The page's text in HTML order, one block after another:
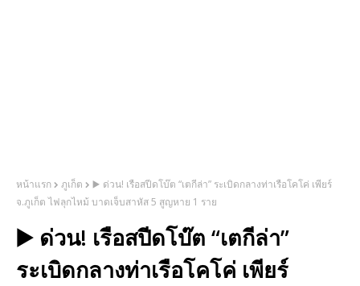
หน้าแรก ภูเก็ต
▶️ ด่วน! เรือสปีดโบ๊ต “เตกีล่า” ระเบิดกลางท่าเรือโคโค่ เพียร์
จ.ภูเก็ต ไฟลุกไหม้ บาดเจ็บสาหัส 5 สูญหาย 1 ราย
▶️ ด่วน! เรือสปีดโบ๊ต “เตกีล่า”
ระเบิดกลางท่าเรือโคโค่ เพียร์